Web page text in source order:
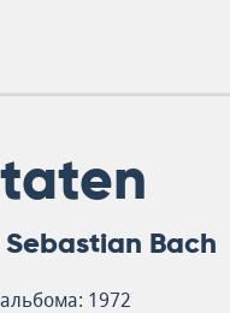
Bach
1972